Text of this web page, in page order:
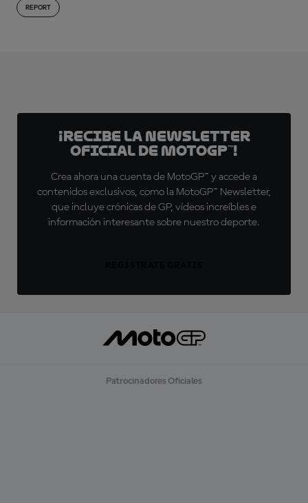
REPORT
¡Recibe la Newsletter
oficial de MotoGP™!
Crea ahora una cuenta de MotoGP™ y accede a
contenidos exclusivos, como la MotoGP™ Newsletter,
que incluye crónicas de GP, vídeos increíbles e
información interesante sobre nuestro deporte.
Patrocinadores Oficiales